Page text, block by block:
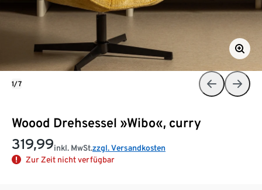
Woood Drehsessel »Wibo«, curry
319,99inkl. MwSt.zzgl. Versandkosten
Zur Zeit nicht verfügbar
1/7